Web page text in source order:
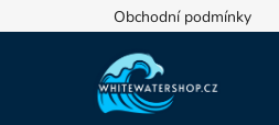
na
Obchodní podmínky